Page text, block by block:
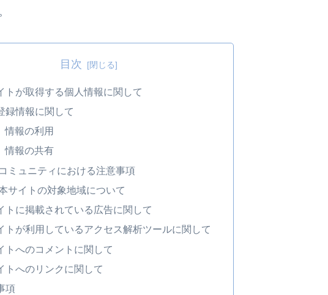
目次
トが取得する個人情報に関して
録情報に関して
情報の利用
情報の共有
ミュニティにおける注意事項
サイトの対象地域について
トに掲載されている広告に関して
トが利用しているアクセス解析ツールに関して
トへのコメントに関して
トへのリンクに関して
項